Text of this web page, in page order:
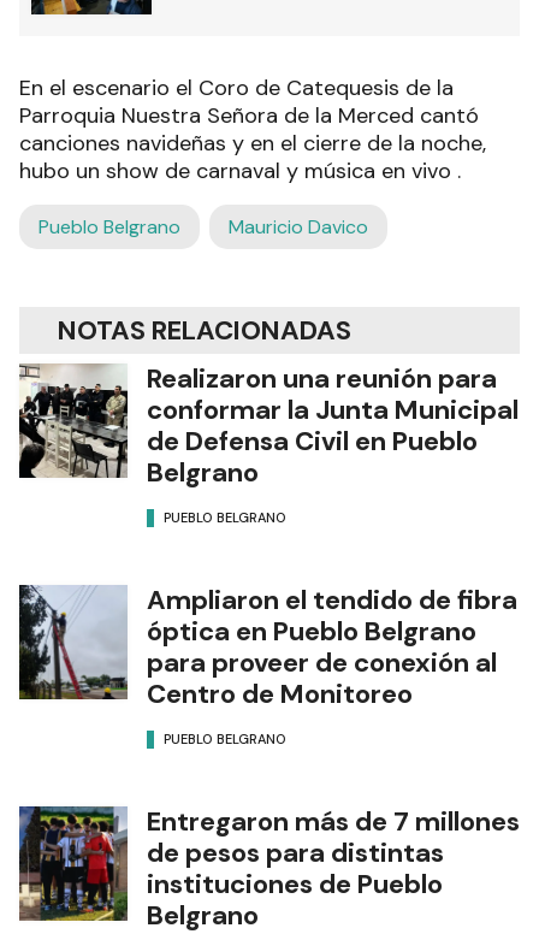
En el escenario el Coro de Catequesis de la
Parroquia Nuestra Señora de la Merced cantó
canciones navideñas y en el cierre de la noche,
hubo un show de carnaval y música en vivo .
Pueblo Belgrano Mauricio Davico
NOTAS RELACIONADAS
Realizaron una reunión para
conformar la Junta Municipal
de Defensa Civil en Pueblo
Belgrano
PUEBLO BELGRANO
Ampliaron el tendido de fibra
óptica en Pueblo Belgrano
para proveer de conexión al
Centro de Monitoreo
PUEBLO BELGRANO
Entregaron más de 7 millones
de pesos para distintas
instituciones de Pueblo
Belgrano